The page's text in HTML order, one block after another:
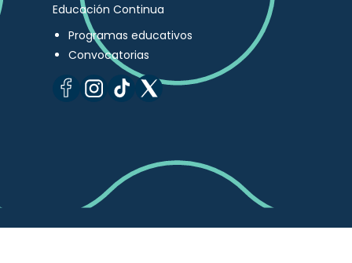
Educación Continua
Programas educativos
Convocatorias